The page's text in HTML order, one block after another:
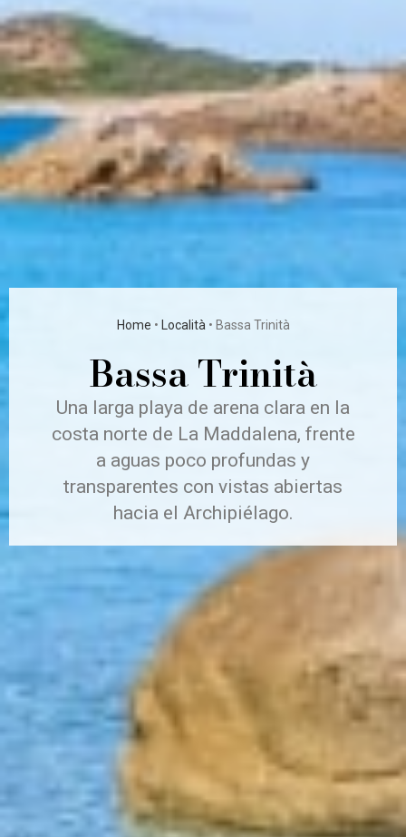
Home • Località • Bassa Trinità
Bassa Trinità
Una larga playa de arena clara en la
costa norte de La Maddalena, frente
a aguas poco profundas y
transparentes con vistas abiertas
hacia el Archipiélago.